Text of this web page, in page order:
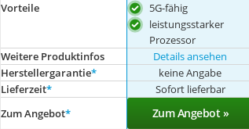
Vorteile
5G-fähig
leistungsstarker
Prozessor
Weitere Produktinfos
Details ansehen
Herstellergarantie* keine Angabe
Lieferzeit* Sofort lieferbar
Zum Angebot* Zum Angebot »